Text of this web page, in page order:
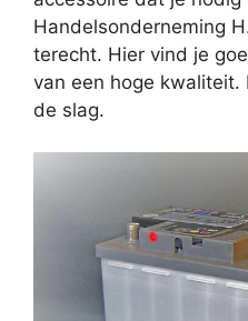
Handelsonderneming
terecht. Hier vind je
van een hoge kwaliteit.
de slag.